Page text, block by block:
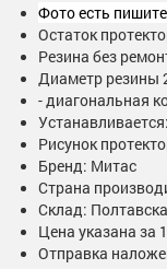
Фото есть
Остаток
Резина без
Диаметр резины
- диагональная
Рисунок
Бренд: Митас
Страна
Склад:
Цена указана за
Отправка